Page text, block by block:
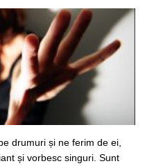
drumuri și ne ferim de ei,
și vorbesc singuri. Sunt